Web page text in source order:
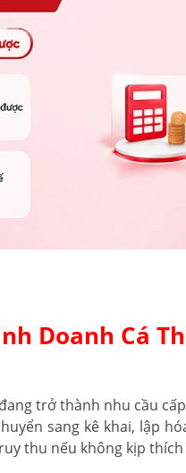
Doanh Cá
trở thành nhu cầu
sang kê khai, lập
thu nếu không kịp